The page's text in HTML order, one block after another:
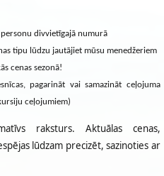
divvietīgajā numurā
tipu lūdzu jautājiet mūsu menedžeriem
cenas sezonā!
pagarināt vai samazināt ceļojuma
ceļojumiem)
raksturs. Aktuālas cenas,
lūdzam precizēt, sazinoties ar